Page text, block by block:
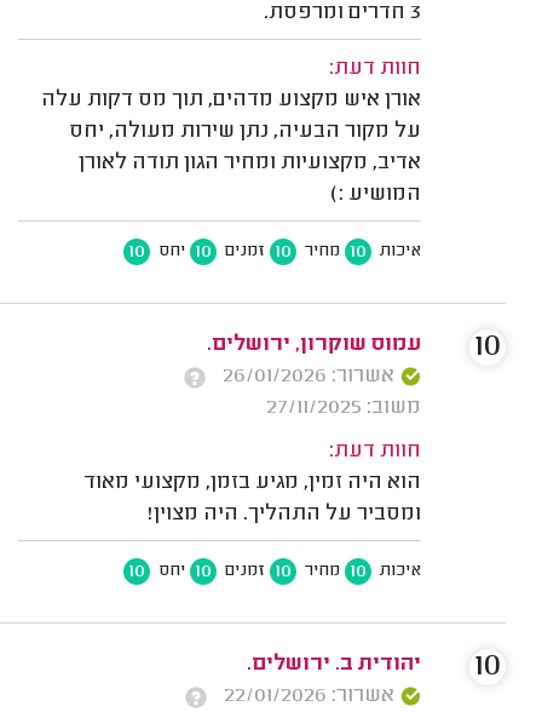
3 חדרים ומרפסת.
חוות דעת:
אורן איש מקצוע מדהים, תוך מס דקות עלה
על מקור הבעיה, נתן שירות מעולה, יחס
אדיב, מקצועיות ומחיר הגון תודה לאורן
המושיע :)
איכות 10 מחיר 10 זמנים 10 יחס 10
עמוס שוקרון, ירושלים.
אשרור: 26/01/2026
משוב: 27/11/2025
חוות דעת:
הוא היה זמין, מגיע בזמן, מקצועי מאוד
ומסביר על התהליך. היה מצוין!
איכות 10 מחיר 10 זמנים 10 יחס 10
10
יהודית ב. ירושלים.
אשרור: 22/01/2026
10